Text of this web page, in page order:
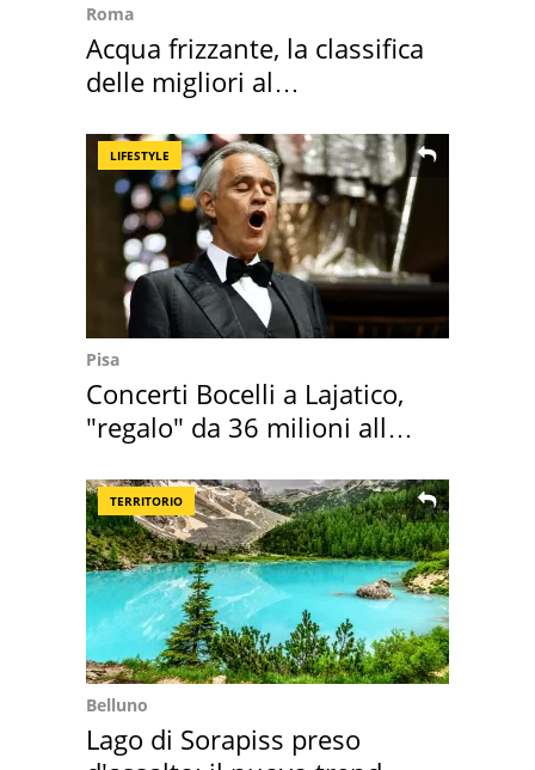
Roma
Acqua frizzante, la classifica
delle migliori al
LIFESTYLE
Pisa
Concerti Bocelli a Lajatico,
"regalo" da 36 milioni alla
TERRITORIO
Belluno
Lago di Sorapiss preso